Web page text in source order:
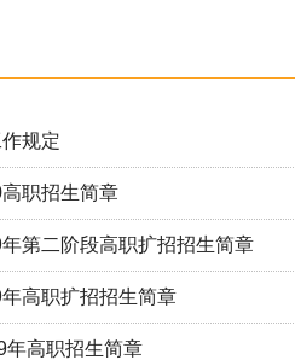
规定
职招生简章
第二阶段高职扩招招生简章
高职扩招招生简章
年高职招生简章